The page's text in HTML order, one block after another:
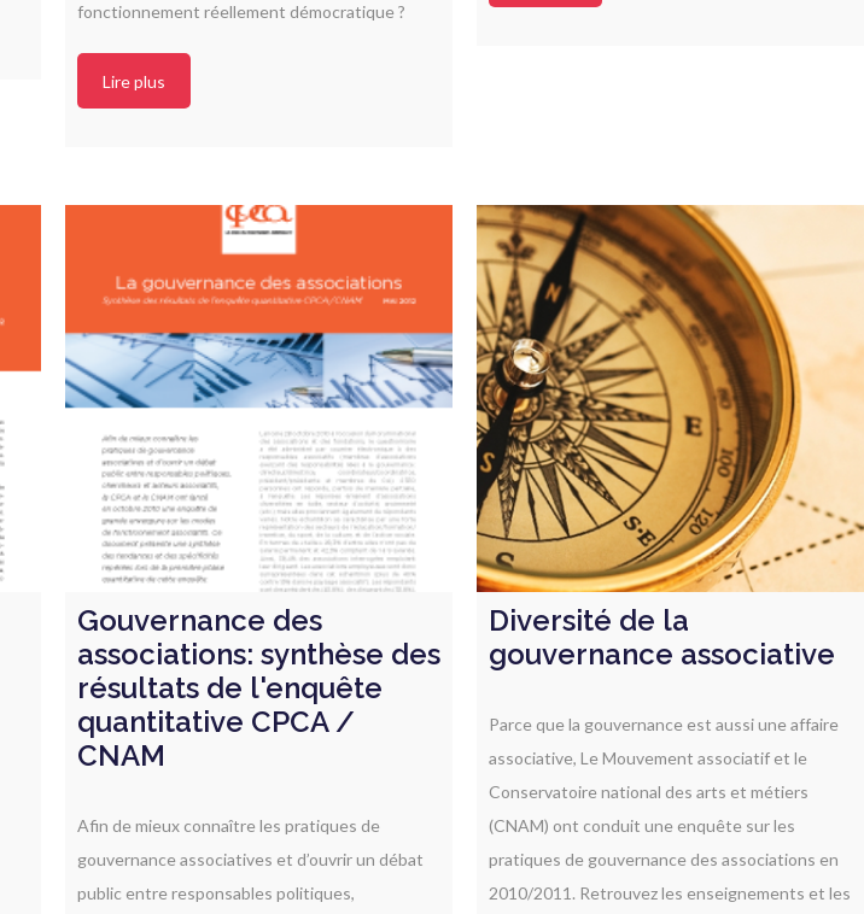
fonctionnement réellement démocratique ?
Lire plus
Gouvernance des
associations: synthèse des
résultats de l'enquête
quantitative CPCA /
CNAM
Afin de mieux connaître les pratiques de
gouvernance associatives et d’ouvrir un débat
public entre responsables politiques,
Diversité de la
gouvernance associative
Parce que la gouvernance est aussi une affaire
associative, Le Mouvement associatif et le
Conservatoire national des arts et métiers
(CNAM) ont conduit une enquête sur les
pratiques de gouvernance des associations en
2010/2011. Retrouvez les enseignements et les